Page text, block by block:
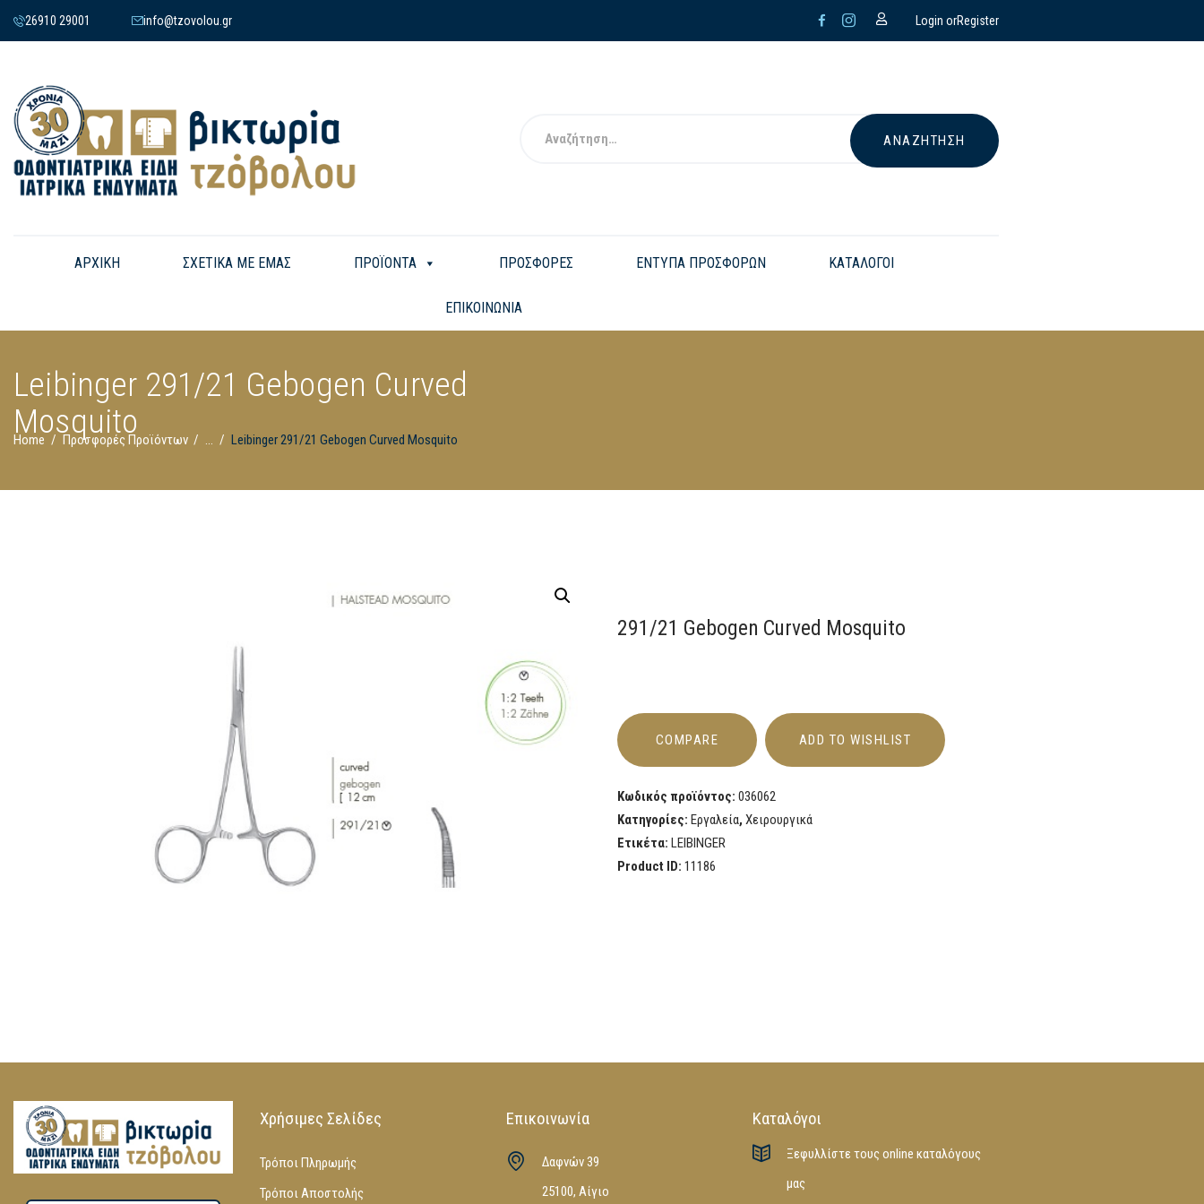
26910 29001 info@tzovolou.gr Login orRegister
ΑΡΧΙΚΗ ΣΧΕΤΙΚΑ ΜΕ ΕΜΑΣ ΠΡΟΪΟΝΤΑ ΠΡΟΣΦΟΡΕΣ ΕΝΤΥΠΑ ΠΡΟΣΦΟΡΩΝ ΚΑΤΑΛΟΓΟΙ
ΕΠΙΚΟΙΝΩΝΙΑ
Leibinger 291/21 Gebogen Curved
Mosquito
Home Προσφορές Προϊόντων ... Leibinger 291/21 Gebogen Curved Mosquito
291/21 Gebogen Curved Mosquito
COMPARE ADD TO WISHLIST
Κωδικός προϊόντος:036062
Κατηγορίες: Εργαλεία,Χειρουργικά
Ετικέτα: LEIBINGER
Product ID:11186
Χρήσιμες Σελίδες
Τρόποι Πληρωμής
Τρόποι Αποστολής
Επικοινωνία
Δαφνών 39
25100, Αίγιο
Καταλόγοι
Ξεφυλλίστε τους online καταλόγους
μας